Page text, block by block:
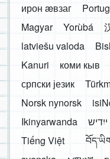
ирон æвзаг
Magyar
Yorùbá
latviešu valoda
Kanuri
коми кыв
српски језик
Norsk nynorsk
Ikinyarwanda
ייִדיש
Tiếng Việt